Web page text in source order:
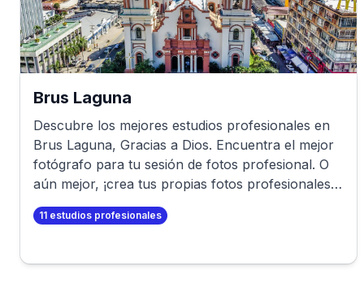
Brus Laguna
Descubre los mejores estudios profesionales en
Brus Laguna, Gracias a Dios. Encuentra el mejor
fotógrafo para tu sesión de fotos profesional. O
aún mejor, ¡crea tus propias fotos profesionales
en minutos!
11 estudios profesionales